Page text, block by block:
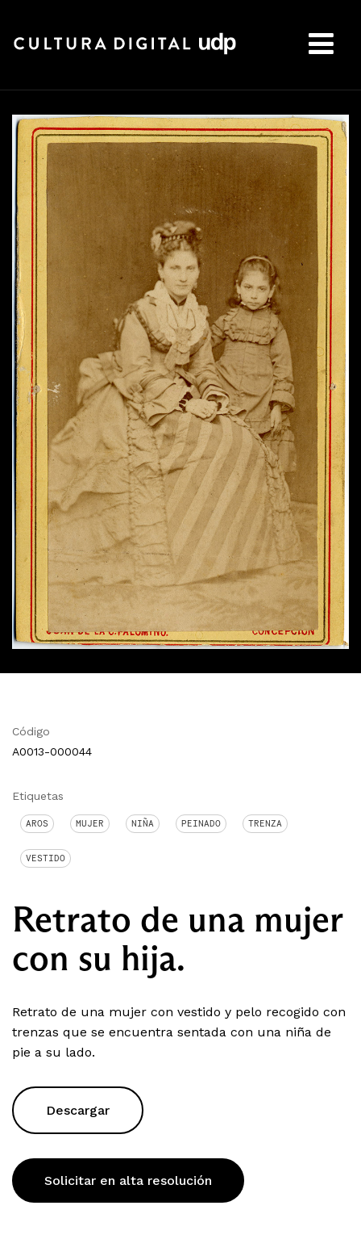
Código
A0013-000044
Etiquetas
AROS MUJER NIÑA PEINADO TRENZA
VESTIDO
Retrato de una mujer
con su hija.
Retrato de una mujer con vestido y pelo recogido con
trenzas que se encuentra sentada con una niña de
pie a su lado.
Descargar
Solicitar en alta resolución